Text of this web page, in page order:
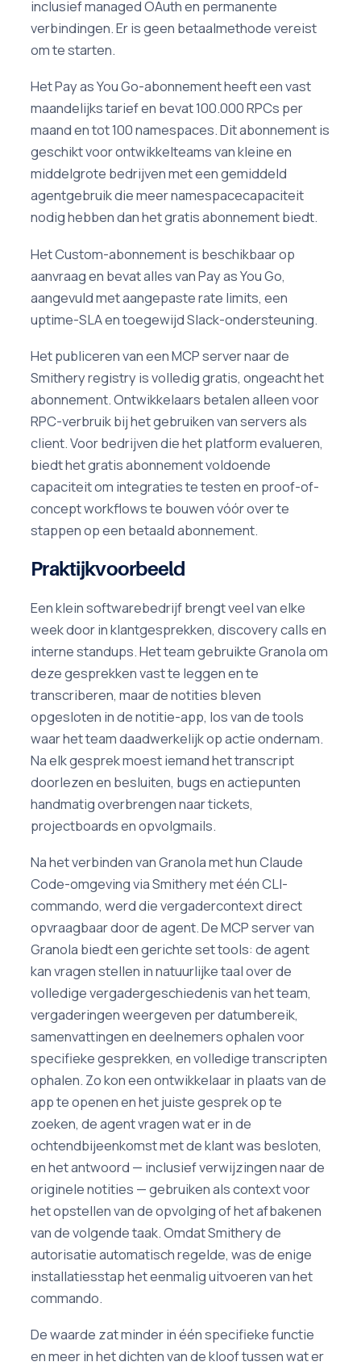
inclusief managed OAuth en permanente
verbindingen. Er is geen betaalmethode vereist
om te starten.
Het Pay as You Go-abonnement heeft een vast
maandelijks tarief en bevat 100.000 RPCs per
maand en tot 100 namespaces. Dit abonnement is
geschikt voor ontwikkelteams van kleine en
middelgrote bedrijven met een gemiddeld
agentgebruik die meer namespacecapaciteit
nodig hebben dan het gratis abonnement biedt.
Het Custom-abonnement is beschikbaar op
aanvraag en bevat alles van Pay as You Go,
aangevuld met aangepaste rate limits, een
uptime-SLA en toegewijd Slack-ondersteuning.
Het publiceren van een MCP server naar de
Smithery registry is volledig gratis, ongeacht het
abonnement. Ontwikkelaars betalen alleen voor
RPC-verbruik bij het gebruiken van servers als
client. Voor bedrijven die het platform evalueren,
biedt het gratis abonnement voldoende
capaciteit om integraties te testen en proof-of-
concept workflows te bouwen vóór over te
stappen op een betaald abonnement.
Praktijkvoorbeeld
Een klein softwarebedrijf brengt veel van elke
week door in klantgesprekken, discovery calls en
interne standups. Het team gebruikte Granola om
deze gesprekken vast te leggen en te
transcriberen, maar de notities bleven
opgesloten in de notitie-app, los van de tools
waar het team daadwerkelijk op actie ondernam.
Na elk gesprek moest iemand het transcript
doorlezen en besluiten, bugs en actiepunten
handmatig overbrengen naar tickets,
projectboards en opvolgmails.
Na het verbinden van Granola met hun Claude
Code-omgeving via Smithery met één CLI-
commando, werd die vergadercontext direct
opvraagbaar door de agent. De MCP server van
Granola biedt een gerichte set tools: de agent
kan vragen stellen in natuurlijke taal over de
volledige vergadergeschiedenis van het team,
vergaderingen weergeven per datumbereik,
samenvattingen en deelnemers ophalen voor
specifieke gesprekken, en volledige transcripten
ophalen. Zo kon een ontwikkelaar in plaats van de
app te openen en het juiste gesprek op te
zoeken, de agent vragen wat er in de
ochtendbijeenkomst met de klant was besloten,
en het antwoord — inclusief verwijzingen naar de
originele notities — gebruiken als context voor
het opstellen van de opvolging of het afbakenen
van de volgende taak. Omdat Smithery de
autorisatie automatisch regelde, was de enige
installatiesstap het eenmalig uitvoeren van het
commando.
De waarde zat minder in één specifieke functie
en meer in het dichten van de kloof tussen wat er